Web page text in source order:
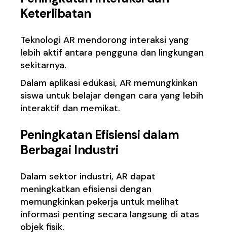
Keterlibatan
Teknologi AR mendorong interaksi yang
lebih aktif antara pengguna dan lingkungan
sekitarnya.
Dalam aplikasi edukasi, AR memungkinkan
siswa untuk belajar dengan cara yang lebih
interaktif dan memikat.
Peningkatan Efisiensi dalam
Berbagai Industri
Dalam sektor industri, AR dapat
meningkatkan efisiensi dengan
memungkinkan pekerja untuk melihat
informasi penting secara langsung di atas
objek fisik.